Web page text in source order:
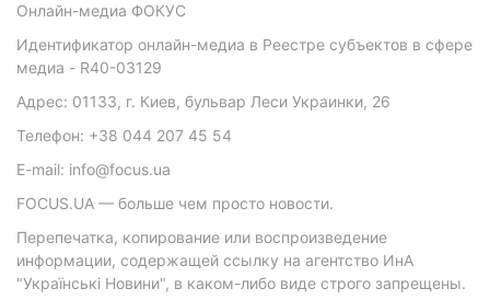
Онлайн-медиа ФОКУС
Идентификатор онлайн-медиа в Реестре субъектов в сфере
медиа - R40-03129
Адрес: 01133, г. Киев, бульвар Леси Украинки, 26
Телефон: +38 044 207 45 54
E-mail: info@focus.ua
FOCUS.UA — больше чем просто новости.
Перепечатка, копирование или воспроизведение
информации, содержащей ссылку на агентство ИнА
"Українські Новини", в каком-либо виде строго запрещены.